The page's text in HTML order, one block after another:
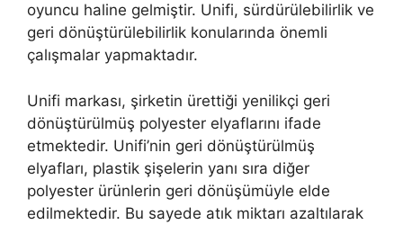
oyuncu haline gelmiştir. Unifi, sürdürülebilirlik ve
geri dönüştürülebilirlik konularında önemli
çalışmalar yapmaktadır.
Unifi markası, şirketin ürettiği yenilikçi geri
dönüştürülmüş polyester elyaflarını ifade
etmektedir. Unifi’nin geri dönüştürülmüş
elyafları, plastik şişelerin yanı sıra diğer
polyester ürünlerin geri dönüşümüyle elde
edilmektedir. Bu sayede atık miktarı azaltılarak